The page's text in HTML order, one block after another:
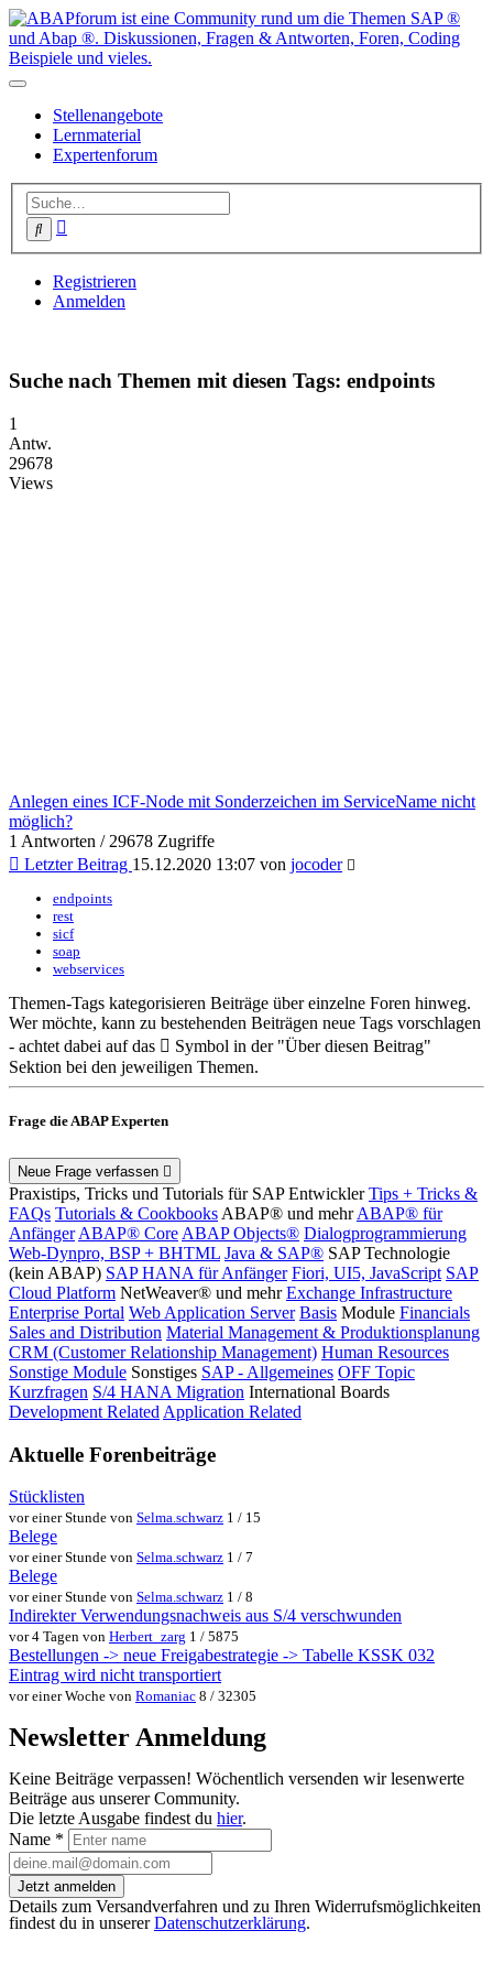
Stellenangebote
Lernmaterial
Expertenforum
Suche
Registrieren
Anmelden
Suche nach Themen mit diesen Tags: endpoints
1
Antw.
29678
Views
Anlegen eines ICF-Node mit Sonderzeichen im ServiceName nicht
möglich?
1 Antworten / 29678 Zugriffe
Letzter Beitrag 15.12.2020 13:07 von jocoder
endpoints
rest
sicf
soap
webservices
Themen-Tags kategorisieren Beiträge über einzelne Foren hinweg.
Wer möchte, kann zu bestehenden Beiträgen neue Tags vorschlagen
- achtet dabei auf das
Symbol in der "Über diesen Beitrag"
Sektion bei den jeweiligen Themen.
Frage die ABAP Experten
Neue Frage verfassen
Praxistips, Tricks und Tutorials für SAP Entwickler Tips + Tricks &
FAQs Tutorials & Cookbooks ABAP® und mehr ABAP® für
Anfänger ABAP® Core ABAP Objects® Dialogprogrammierung
Web-Dynpro, BSP + BHTML Java & SAP® SAP Technologie
(kein ABAP) SAP HANA für Anfänger Fiori, UI5, JavaScript SAP
Cloud Platform NetWeaver® und mehr Exchange Infrastructure
Enterprise Portal Web Application Server Basis Module Financials
Sales and Distribution Material Management & Produktionsplanung
CRM (Customer Relationship Management) Human Resources
Sonstige Module Sonstiges SAP - Allgemeines OFF Topic
Kurzfragen S/4 HANA Migration International Boards
Development Related Application Related
Aktuelle Forenbeiträge
Stücklisten
vor einer Stunde von Selma.schwarz 1 / 15
Belege
vor einer Stunde von Selma.schwarz 1 / 7
Belege
vor einer Stunde von Selma.schwarz 1 / 8
Indirekter Verwendungsnachweis aus S/4 verschwunden
vor 4 Tagen von Herbert_zarg 1 / 5875
Bestellungen -> neue Freigabestrategie -> Tabelle KSSK 032
Eintrag wird nicht transportiert
vor einer Woche von Romaniac 8 / 32305
Newsletter Anmeldung
Keine Beiträge verpassen! Wöchentlich versenden wir lesenwerte
Beiträge aus unserer Community.
Die letzte Ausgabe findest du hier.
Name *
Jetzt anmelden
Details zum Versandverfahren und zu Ihren Widerrufsmöglichkeiten
findest du in unsererDatenschutzerklärung.